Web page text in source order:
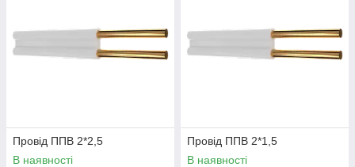
Провід ППВ 2*2,5
В наявності
Провід ППВ 2*1,5
В наявності